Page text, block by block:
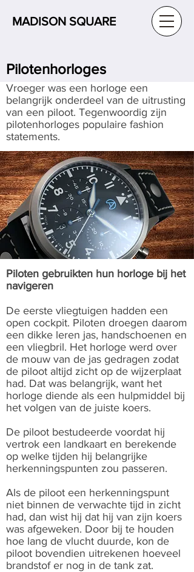
MADISON SQUARE
Pilotenhorloges
Vroeger was een horloge een
belangrijk onderdeel van de uitrusting
van een piloot. Tegenwoordig zijn
pilotenhorloges populaire fashion
statements.
Piloten gebruikten hun horloge bij het
navigeren
De eerste vliegtuigen hadden een
open cockpit. Piloten droegen daarom
een dikke leren jas, handschoenen en
een vliegbril. Het horloge werd over
de mouw van de jas gedragen zodat
de piloot altijd zicht op de wijzerplaat
had. Dat was belangrijk, want het
horloge diende als een hulpmiddel bij
het volgen van de juiste koers.
De piloot bestudeerde voordat hij
vertrok een landkaart en berekende
op welke tijden hij belangrijke
herkenningspunten zou passeren.
Als de piloot een herkenningspunt
niet binnen de verwachte tijd in zicht
had, dan wist hij dat hij van zijn koers
was afgeweken. Door bij te houden
hoe lang de vlucht duurde, kon de
piloot bovendien uitrekenen hoeveel
brandstof er nog in de tank zat.